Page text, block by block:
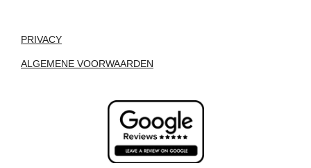
PRIVACY
ALGEMENE VOORWAARDEN